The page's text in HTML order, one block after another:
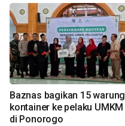
Baznas bagikan 15 warung
kontainer ke pelaku UMKM
di Ponorogo